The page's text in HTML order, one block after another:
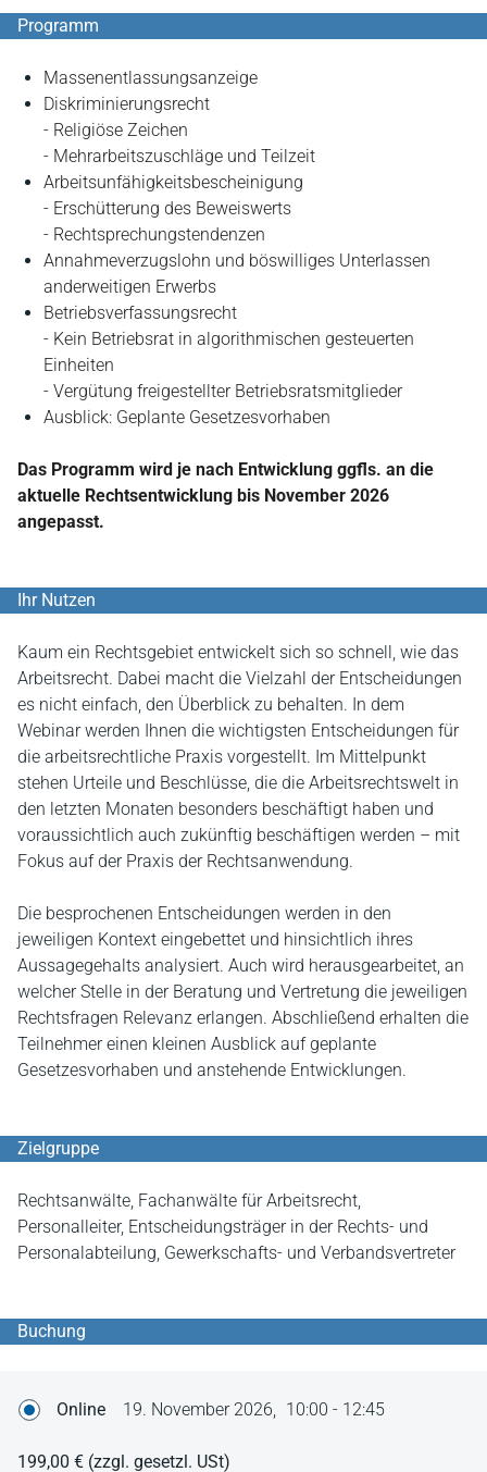
Programm
Massenentlassungsanzeige
Diskriminierungsrecht
- Religiöse Zeichen
- Mehrarbeitszuschläge und Teilzeit
Arbeitsunfähigkeitsbescheinigung
- Erschütterung des Beweiswerts
- Rechtsprechungstendenzen
Annahmeverzugslohn und böswilliges Unterlassen
anderweitigen Erwerbs
Betriebsverfassungsrecht
- Kein Betriebsrat in algorithmischen gesteuerten
Einheiten
- Vergütung freigestellter Betriebsratsmitglieder
Ausblick: Geplante Gesetzesvorhaben
Das Programm wird je nach Entwicklung ggfls. an die
aktuelle Rechtsentwicklung bis November 2026
angepasst.
Ihr Nutzen
Kaum ein Rechtsgebiet entwickelt sich so schnell, wie das
Arbeitsrecht. Dabei macht die Vielzahl der Entscheidungen
es nicht einfach, den Überblick zu behalten. In dem
Webinar werden Ihnen die wichtigsten Entscheidungen für
die arbeitsrechtliche Praxis vorgestellt. Im Mittelpunkt
stehen Urteile und Beschlüsse, die die Arbeitsrechtswelt in
den letzten Monaten besonders beschäftigt haben und
voraussichtlich auch zukünftig beschäftigen werden – mit
Fokus auf der Praxis der Rechtsanwendung.
Die besprochenen Entscheidungen werden in den
jeweiligen Kontext eingebettet und hinsichtlich ihres
Aussagegehalts analysiert. Auch wird herausgearbeitet, an
welcher Stelle in der Beratung und Vertretung die jeweiligen
Rechtsfragen Relevanz erlangen. Abschließend erhalten die
Teilnehmer einen kleinen Ausblick auf geplante
Gesetzesvorhaben und anstehende Entwicklungen.
Zielgruppe
Rechtsanwälte, Fachanwälte für Arbeitsrecht,
Personalleiter, Entscheidungsträger in der Rechts- und
Personalabteilung, Gewerkschafts- und Verbandsvertreter
Buchung
Online 19. November 2026, 10:00 - 12:45
199,00 € (zzgl. gesetzl. USt)